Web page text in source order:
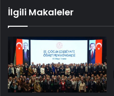
İlgili Makaleler